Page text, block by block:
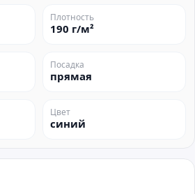
Плотность
190 г/м²
Посадка
прямая
Цвет
синий